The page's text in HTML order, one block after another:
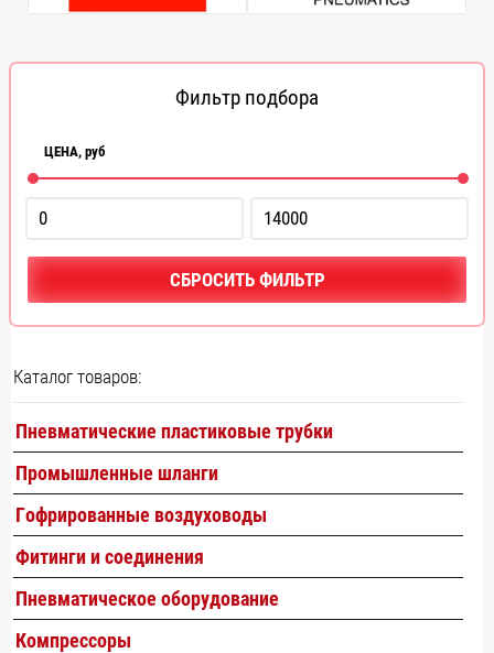
Фильтр подбора
ЦЕНА, руб
СБРОСИТЬ ФИЛЬТР
Каталог товаров:
Пневматические пластиковые трубки
Промышленные шланги
Гофрированные воздуховоды
Фитинги и соединения
Пневматическое оборудование
Компрессоры